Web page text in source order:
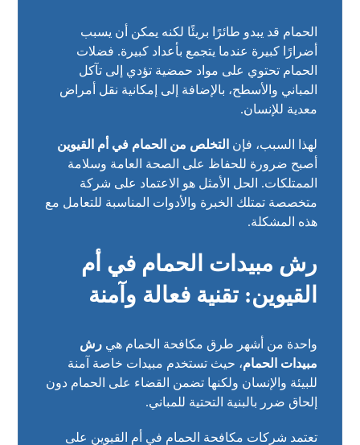
الحمام قد يبدو طائرًا بريئًا لكنه يمكن أن يسبب
أضرارًا كبيرة عندما يتجمع بأعداد كبيرة. فضلات
الحمام تحتوي على مواد حمضية تؤدي إلى تآكل
المباني والأسطح، بالإضافة إلى إمكانية نقل أمراض
معدية للإنسان.
لهذا السبب، فإن التخلص من الحمام في أم القيوين
أصبح ضرورة للحفاظ على الصحة العامة وسلامة
الممتلكات. الحل الأمثل هو الاعتماد على شركة
متخصصة تمتلك الخبرة والأدوات المناسبة للتعامل مع
هذه المشكلة.
رش مبيدات الحمام في أم
القيوين: تقنية فعالة وآمنة
واحدة من أشهر طرق مكافحة الحمام هيرش
مبيدات الحمام، حيث تستخدم مبيدات خاصة آمنة
للبيئة والإنسان ولكنها تضمن القضاء على الحمام دون
إلحاق ضرر بالبنية التحتية للمباني.
تعتمد شركات مكافحة الحمام في أم القيوين على